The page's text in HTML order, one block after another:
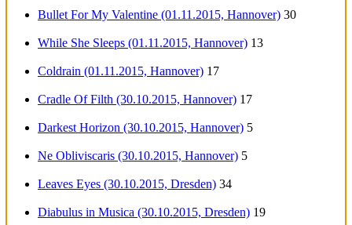
Bullet For My Valentine (01.11.2015, Hannover) 30
While She Sleeps (01.11.2015, Hannover) 13
Coldrain (01.11.2015, Hannover) 17
Cradle Of Filth (30.10.2015, Hannover) 17
Darkest Horizon (30.10.2015, Hannover) 5
Ne Obliviscaris (30.10.2015, Hannover) 5
Leaves Eyes (30.10.2015, Dresden) 34
Diabulus in Musica (30.10.2015, Dresden) 19